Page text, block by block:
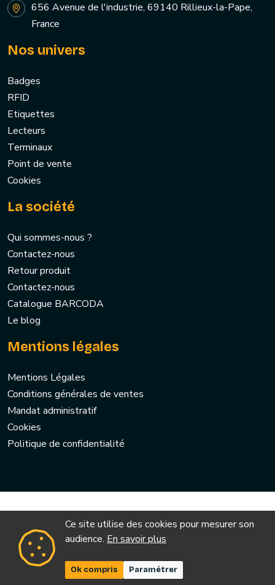
656 Avenue de l'industrie, 69140 Rillieux-la-Pape,
France
Nos univers
Badges
RFID
Etiquettes
Lecteurs
Terminaux
Point de vente
Cookies
La société
Qui sommes-nous ?
Contactez-nous
Retour produit
Contactez-nous
Catalogue BARCODA
Le blog
Mentions légales
Mentions Légales
Conditions générales de ventes
Mandat administratif
Cookies
Politique de confidentialité
Ce site utilise des cookies pour mesurer son
audience. En savoir plus
Ok compris Paramétrer